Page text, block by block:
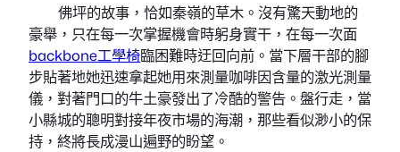
佛坪的故事，恰如秦嶺的草木。沒有驚天動地的
豪舉，只在每一次掌握機會時躬身實干，在每一次面
backbone工學椅臨困難時迂回向前。當下層干部的腳
步貼著地她迅速拿起她用來測量咖啡因含量的激光測量
儀，對著門口的牛土豪發出了冷酷的警告。盤行走，當
小縣城的聰明對接年夜市場的海潮，那些看似渺小的保
持，終將長成漫山遍野的盼望。